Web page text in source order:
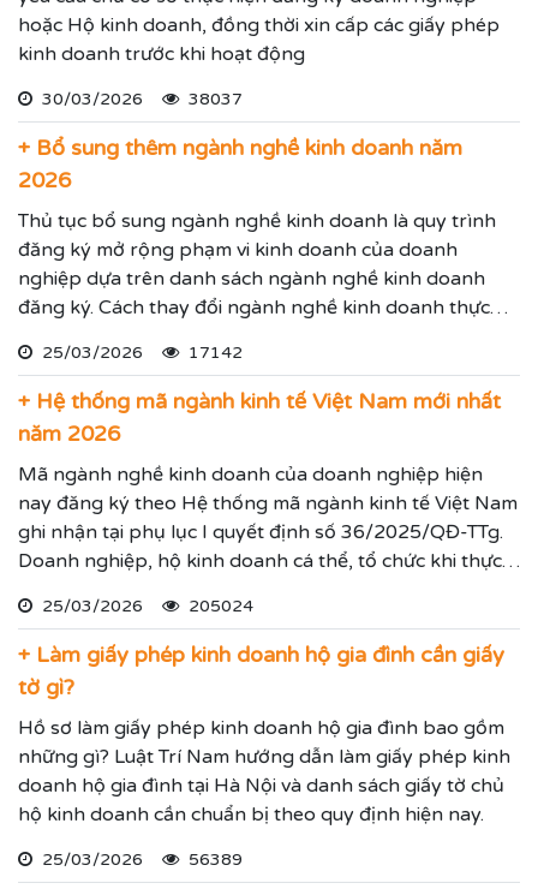
hoặc Hộ kinh doanh, đồng thời xin cấp các giấy phép
kinh doanh trước khi hoạt động
30/03/2026 38037
+ Bổ sung thêm ngành nghề kinh doanh năm
2026
Thủ tục bổ sung ngành nghề kinh doanh là quy trình
đăng ký mở rộng phạm vi kinh doanh của doanh
nghiệp dựa trên danh sách ngành nghề kinh doanh
đăng ký. Cách thay đổi ngành nghề kinh doanh thực
25/03/2026 17142
+ Hệ thống mã ngành kinh tế Việt Nam mới nhất
năm 2026
Mã ngành nghề kinh doanh của doanh nghiệp hiện
nay đăng ký theo Hệ thống mã ngành kinh tế Việt Nam
ghi nhận tại phụ lục I quyết định số 36/2025/QĐ-TTg.
Doanh nghiệp, hộ kinh doanh cá thể, tổ chức khi thực
ghi nhận lĩnh vực hoạt động, ngành nghề kinh doanh
theo hệ thống mã ngành kinh tế chúng tôi vừa nêu.
25/03/2026 205024
+ Làm giấy phép kinh doanh hộ gia đình cần giấy
tờ gì?
Hồ sơ làm giấy phép kinh doanh hộ gia đình bao gồm
những gì? Luật Trí Nam hướng dẫn làm giấy phép kinh
doanh hộ gia đình tại Hà Nội và danh sách giấy tờ chủ
hộ kinh doanh cần chuẩn bị theo quy định hiện nay.
25/03/2026 56389